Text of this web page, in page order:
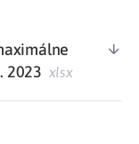
2023 xlsx